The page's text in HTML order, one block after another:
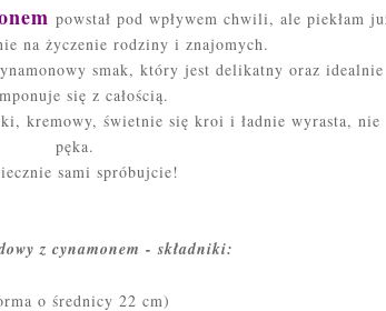
powstał pod wpływem chwili, ale piekłam
na życzenie rodziny i znajomych.
smak, który jest delikatny oraz idealnie
się z całością.
kremowy, świetnie się kroi i ładnie wyrasta, nie
pęka.
sami spróbujcie!
z cynamonem - składniki:
o średnicy 22 cm)